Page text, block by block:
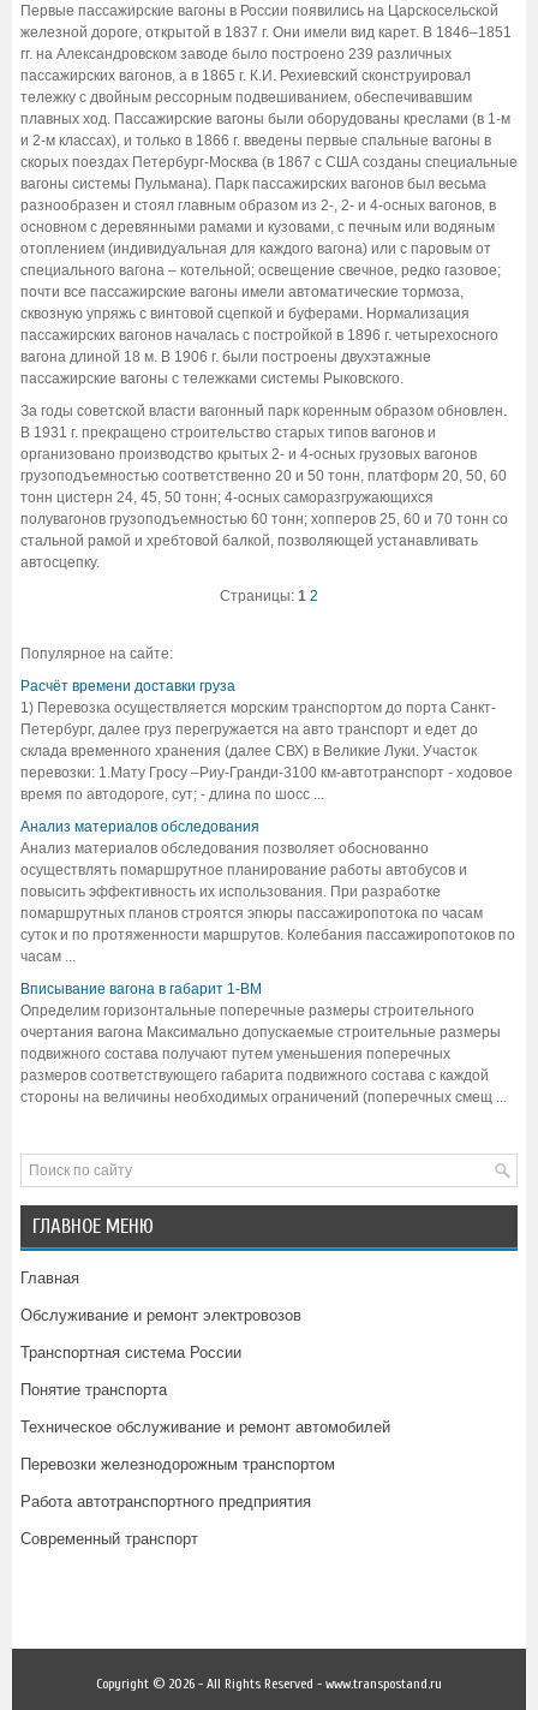
Первые пассажирские вагоны в России появились на Царскосельской
железной дороге, открытой в 1837 г. Они имели вид карет. В 1846–1851
гг. на Александровском заводе было построено 239 различных
пассажирских вагонов, а в 1865 г. К.И. Рехиевский сконструировал
тележку с двойным рессорным подвешиванием, обеспечивавшим
плавных ход. Пассажирские вагоны были оборудованы креслами (в 1-м
и 2-м классах), и только в 1866 г. введены первые спальные вагоны в
скорых поездах Петербург-Москва (в 1867 с США созданы специальные
вагоны системы Пульмана). Парк пассажирских вагонов был весьма
разнообразен и стоял главным образом из 2-, 2- и 4-осных вагонов, в
основном с деревянными рамами и кузовами, с печным или водяным
отоплением (индивидуальная для каждого вагона) или с паровым от
специального вагона – котельной; освещение свечное, редко газовое;
почти все пассажирские вагоны имели автоматические тормоза,
сквозную упряжь с винтовой сцепкой и буферами. Нормализация
пассажирских вагонов началась с постройкой в 1896 г. четырехосного
вагона длиной 18 м. В 1906 г. были построены двухэтажные
пассажирские вагоны с тележками системы Рыковского.
За годы советской власти вагонный парк коренным образом обновлен.
В 1931 г. прекращено строительство старых типов вагонов и
организовано производство крытых 2- и 4-осных грузовых вагонов
грузоподъемностью соответственно 20 и 50 тонн, платформ 20, 50, 60
тонн цистерн 24, 45, 50 тонн; 4-осных саморазгружающихся
полувагонов грузоподъемностью 60 тонн; хопперов 25, 60 и 70 тонн со
стальной рамой и хребтовой балкой, позволяющей устанавливать
автосцепку.
Страницы: 1 2
Популярное на сайте:
Расчёт времени доставки груза
1) Перевозка осуществляется морским транспортом до порта Санкт-
Петербург, далее груз перегружается на авто транспорт и едет до
склада временного хранения (далее СВХ) в Великие Луки. Участок
перевозки: 1.Мату Гросу –Риу-Гранди-3100 км-автотранспорт - ходовое
время по автодороге, сут; - длина по шосс ...
Анализ материалов обследования
Анализ материалов обследования позволяет обоснованно
осуществлять помаршрутное планирование работы автобусов и
повысить эффективность их использования. При разработке
помаршрутных планов строятся эпюры пассажиропотока по часам
суток и по протяженности маршрутов. Колебания пассажиропотоков по
часам ...
Вписывание вагона в габарит 1-ВМ
Определим горизонтальные поперечные размеры строительного
очертания вагона Максимально допускаемые строительные размеры
подвижного состава получают путем уменьшения поперечных
размеров соответствующего габарита подвижного состава с каждой
стороны на величины необходимых ограничений (поперечных смещ ...
ГЛАВНОЕ МЕНЮ
Главная
Обслуживание и ремонт электровозов
Транспортная система России
Понятие транспорта
Техническое обслуживание и ремонт автомобилей
Перевозки железнодорожным транспортом
Работа автотранспортного предприятия
Современный транспорт
Copyright © 2026 - All Rights Reserved - www.transpostand.ru